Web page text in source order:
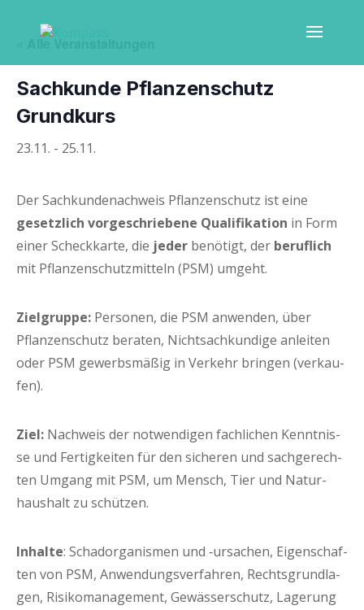
Sach­kun­de Pflan­zen­schutz
Grundkurs
23.11. - 25.11.
Der Sach­kun­de­nach­weis Pflan­zen­schutz ist eine
gesetz­lich vor­ge­schrie­be­ne Qua­li­fi­ka­ti­on in Form
einer Scheck­kar­te, die jeder benö­tigt, der beruf­lich
mit Pflan­zen­schutz­mit­teln (PSM) umgeht.
Ziel­grup­pe: Per­so­nen, die PSM anwen­den, über
Pflan­zen­schutz bera­ten, Nicht­sach­kun­di­ge anlei­ten
oder PSM gewerbs­mä­ßig in Ver­kehr brin­gen (ver­kau­
fen).
Ziel: Nach­weis der not­wen­di­gen fach­li­chen Kennt­nis­
se und Fer­tig­kei­ten für den siche­ren und sach­ge­rech­
ten Umgang mit PSM, um Mensch, Tier und Natur­
haus­halt zu schützen.
Inhal­te: Schad­or­ga­nis­men und ‑ursa­chen, Eigen­schaf­
ten von PSM, Anwen­dungs­ver­fah­ren, Rechts­grund­la­
gen, Risi­ko­ma­nage­ment, Gewäs­ser­schutz, Lage­rung